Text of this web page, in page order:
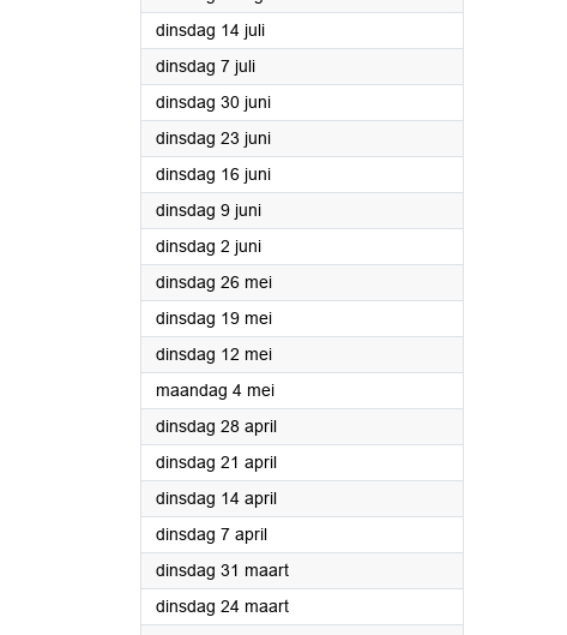
dinsdag 14 juli2020
dinsdag 7 juli2020
dinsdag 30 juni2020
dinsdag 23 juni2020
dinsdag 16 juni2020
dinsdag 9 juni2020
dinsdag 2 juni2020
dinsdag 26 mei2020
dinsdag 19 mei2020
dinsdag 12 mei2020
maandag 4 mei2020
dinsdag 28 april2020
dinsdag 21 april2020
dinsdag 14 april2020
dinsdag 7 april2020
dinsdag 31 maart2020
dinsdag 24 maart2020